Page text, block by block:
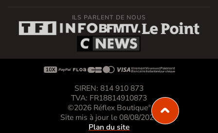
ILS PARLENT DE NOUS

SIREN: 814 910 873
TVA: FR18814910873
©2026 Réflex Boutique®
Site mis à jour le 08/08/2026
Plan du site